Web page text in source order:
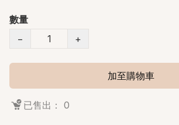
數量
−
+
加至購物車
已售出： 0